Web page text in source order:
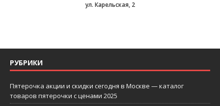
ул. Карельская, 2
РУБРИКИ
Пятерочка акции и скидки сегодня в Москве — каталог
товаров пятерочки с ценами 2025